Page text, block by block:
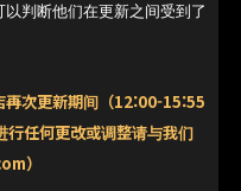
判断他们在更新之间受到了
再次更新期间（12:00-15:55
任何更改或调整请与我们
）